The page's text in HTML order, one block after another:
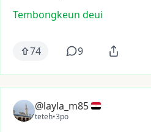
Tembongkeun deui
74 9
@layla_m85
teteh•3po